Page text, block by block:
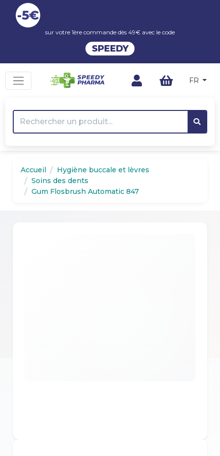
-5€
sur votre 1ère commande dès 49€ avec le code
SPEEDY
FR
Accueil
Hygiène buccale et lèvres
Soins des dents
Gum Flosbrush Automatic 847